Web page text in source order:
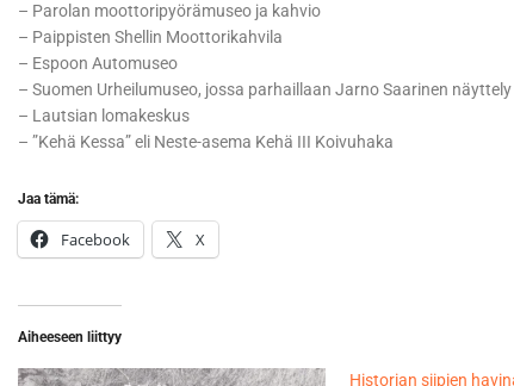
– Parolan moottoripyörämuseo ja kahvio
– Paippisten Shellin Moottorikahvila
– Espoon Automuseo
– Suomen Urheilumuseo, jossa parhaillaan Jarno Saarinen näyttely
– Lautsian lomakeskus
– ”Kehä Kessa” eli Neste-asema Kehä III Koivuhaka
Jaa tämä:
Facebook X
Aiheeseen liittyy
Historian siipien